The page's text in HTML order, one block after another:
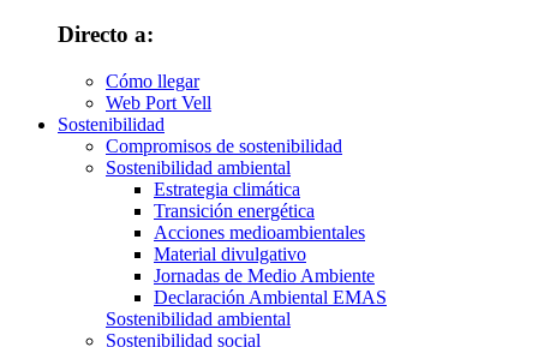
Directo a:
Cómo llegar
Web Port Vell
Sostenibilidad
Compromisos de sostenibilidad
Sostenibilidad ambiental
Estrategia climática
Transición energética
Acciones medioambientales
Material divulgativo
Jornadas de Medio Ambiente
Declaración Ambiental EMAS
Sostenibilidad ambiental
Sostenibilidad social